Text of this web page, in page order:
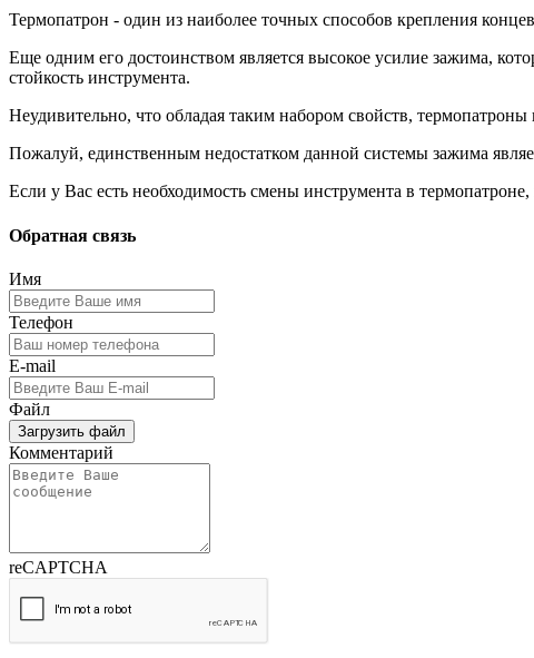
Термопатрон - один из наиболее точных способов крепления
Еще одним его достоинством является высокое усилие зажима,
стойкость инструмента.
Неудивительно, что обладая таким набором свойств,
Пожалуй, единственным недостатком данной системы зажима
Если у Вас есть необходимость смены инструмента в
Обратная связь
Имя
Телефон
E-mail
Файл
Загрузить файл
Комментарий
reCAPTCHA